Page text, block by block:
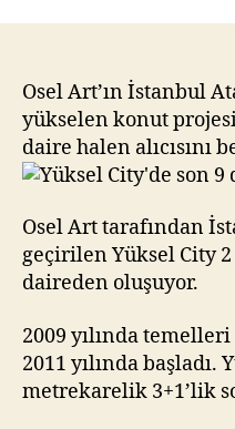
Osel Art’ın İstanbul
yükselen konut
daire halen alıcısını
Osel Art tarafından
geçirilen Yüksel City
daireden oluşuyor.
2009 yılında
2011 yılında başladı.
metrekarelik 3+1’lik